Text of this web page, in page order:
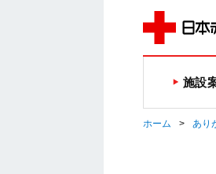
施設
ホーム あり